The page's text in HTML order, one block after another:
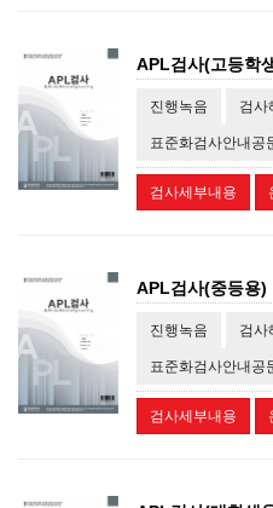
APL검사(고등학
진행녹음 검사
표준화검사안내공
검사세부내용
APL검사(중등용)
진행녹음 검사
표준화검사안내공
검사세부내용